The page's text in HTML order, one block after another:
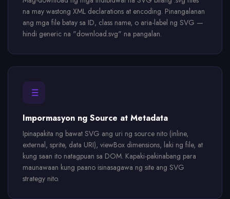
na may wastong XML declarations at encoding. Pinangalanan
ang mga file batay sa ID, class name, o aria-label ng SVG —
hindi generic na "download.svg" na pangalan.
Impormasyon ng Source at Metadata
Ipinapakita ng bawat SVG ang uri ng source nito (inline,
external, sprite, data URI), viewBox dimensions, laki ng file, at
kung saan ito natagpuan sa DOM. Kapaki-pakinabang para
maunawaan kung paano isinasagawa ng site ang SVG
strategy nito.